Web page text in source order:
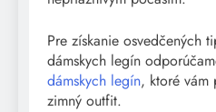
Pre získanie osvedčených
dámskych legín
dámskych legín, ktoré vám
zimný outfit.